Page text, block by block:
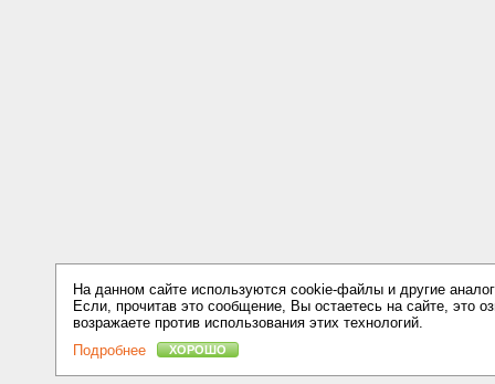
На данном сайте используются cookie-файлы и другие
Если, прочитав это сообщение, Вы остаетесь на сайте, это
возражаете против использования этих технологий.
Подробнее
ХОРОШО